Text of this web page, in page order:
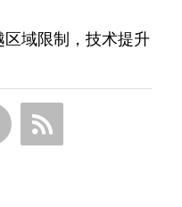
域限制，技术提升